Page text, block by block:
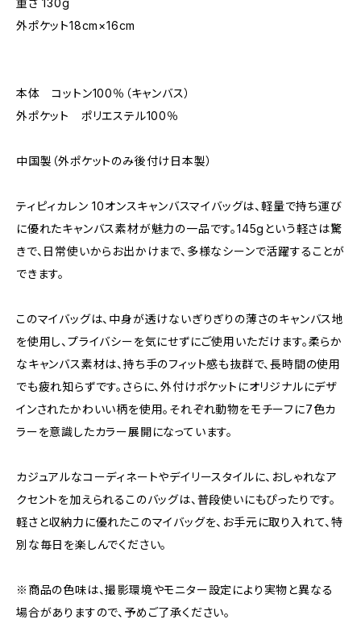
外ポケット18cm×16cm
本体 コットン100％（キャンバス）
外ポケット ポリエステル100％
中国製（外ポケットのみ後付け日本製）
ティピィカレン 10オンスキャンバスマイバッグは、軽量で持ち運び
に優れたキャンバス素材が魅力の一品です。145gという軽さは驚
きで、日常使いからお出かけまで、多様なシーンで活躍することが
できます。
このマイバッグは、中身が透けないぎりぎりの薄さのキャンバス地
を使用し、プライバシーを気にせずにご使用いただけます。柔らか
なキャンバス素材は、持ち手のフィット感も抜群で、長時間の使用
でも疲れ知らずです。さらに、外付けポケットにオリジナルにデザ
インされたかわいい柄を使用。それぞれ動物をモチーフに7色カ
ラーを意識したカラー展開になっています。
カジュアルなコーディネートやデイリースタイルに、おしゃれなア
クセントを加えられるこのバッグは、普段使いにもぴったりです。
軽さと収納力に優れたこのマイバッグを、お手元に取り入れて、特
別な毎日を楽しんでください。
※商品の色味は、撮影環境やモニター設定により実物と異なる
場合がありますので、予めご了承ください。